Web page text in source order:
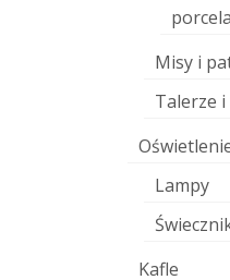
moc
Podobno
publikacji w
przyszłość!
na skróty
Misy i
Talerze
Lampy
Kafle